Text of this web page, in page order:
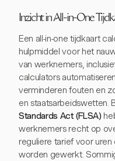
Inzicht in All-in-One
Een all-in-one tijdkaart
hulpmiddel voor het
van werknemers,
calculators
verminderen fouten en
en staatsarbeidswetten.
Standards Act (FLSA)
werknemers recht op
reguliere tarief voor
worden gewerkt.